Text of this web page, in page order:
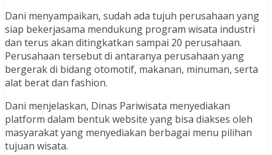
Dani menyampaikan, sudah ada tujuh perusahaan yang
siap bekerjasama mendukung program wisata industri
dan terus akan ditingkatkan sampai 20 perusahaan.
Perusahaan tersebut di antaranya perusahaan yang
bergerak di bidang otomotif, makanan, minuman, serta
alat berat dan fashion.
Dani menjelaskan, Dinas Pariwisata menyediakan
platform dalam bentuk website yang bisa diakses oleh
masyarakat yang menyediakan berbagai menu pilihan
tujuan wisata.